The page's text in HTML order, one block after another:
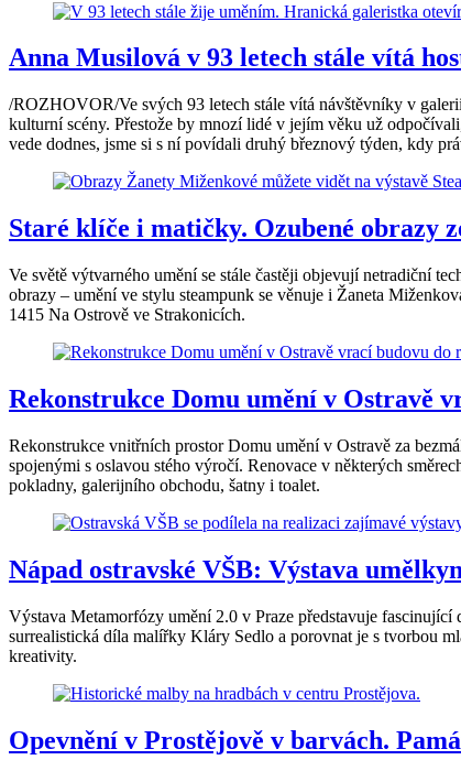
Anna Musilová v 93 letech stále vítá
/ROZHOVOR/Ve svých 93 letech stále vítá návštěvníky v
kulturní scény. Přestože by mnozí lidé v jejím věku už
vede dodnes, jsme si s ní povídali druhý březnový týden, kdy
Staré klíče i matičky. Ozubené obrazy
Ve světě výtvarného umění se stále častěji objevují netradiční
obrazy – umění ve stylu steampunk se věnuje i Žaneta
1415 Na Ostrově ve Strakonicích.
Rekonstrukce Domu umění v Ostravě
Rekonstrukce vnitřních prostor Domu umění v Ostravě za
spojenými s oslavou stého výročí. Renovace v některých
pokladny, galerijního obchodu, šatny i toalet.
Nápad ostravské VŠB: Výstava
Výstava Metamorfózy umění 2.0 v Praze představuje
surrealistická díla malířky Kláry Sedlo a porovnat je s tvorbou
kreativity.
Opevnění v Prostějově v barvách.